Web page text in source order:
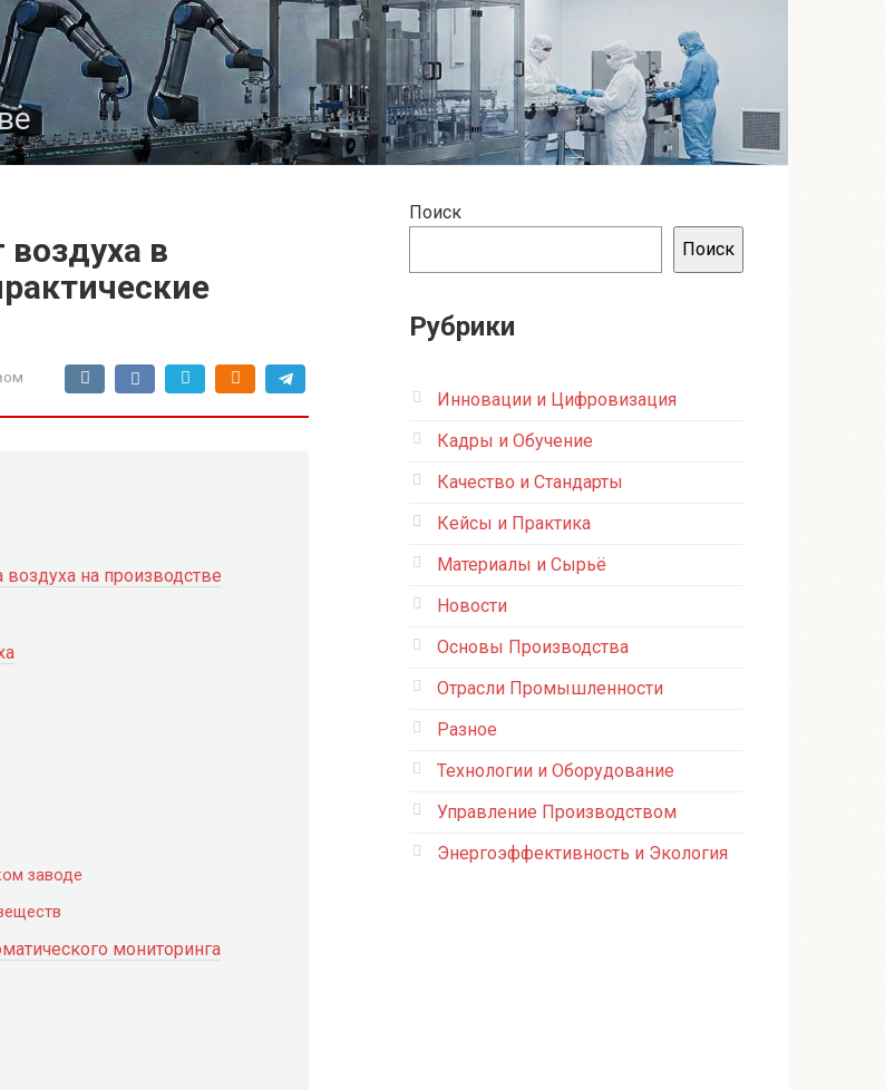
в
воздуха на производстве
заводе
мониторинга
Поиск
Поиск
Рубрики
Инновации и Цифровизация
Кадры и Обучение
Качество и Стандарты
Кейсы и Практика
Материалы и Сырьё
Новости
Основы Производства
Отрасли Промышленности
Разное
Технологии и Оборудование
Управление Производством
Энергоэффективность и Экология